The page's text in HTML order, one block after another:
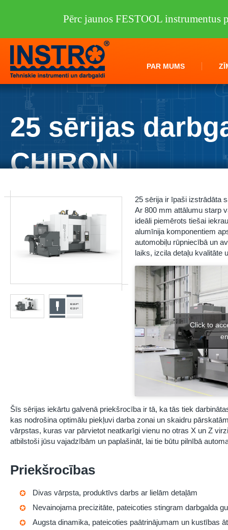
PAR MUMS
25 sērijas
CHIRON
25 sērija ir īpaši izstrādāta
Ar 800 mm attālumu starp
ideāli piemērots tiešai
alumīnija komponentiem
automobiļu rūpniecībā un
laiks, izcila detaļu kvalitāte
Click to
Šīs sērijas iekārtu galvenā priekšrocība ir tā, ka tās tiek
kas nodrošina optimālu piekļuvi darba zonai un skaidru
vārpstas, kuras var pārvietot neatkarīgi vienu no otras X un Z
atbilstoši jūsu vajadzībām un paplašināt, lai tie būtu pilnībā
Priekšrocības
Divas vārpsta, produktīvs darbs ar lielām detaļām
Nevainojama precizitāte, pateicoties stingram darbgalda
Augsta dinamika, pateicoties paātrinājumam un kustības
Pērc jaunos FESTOOL instrumentus